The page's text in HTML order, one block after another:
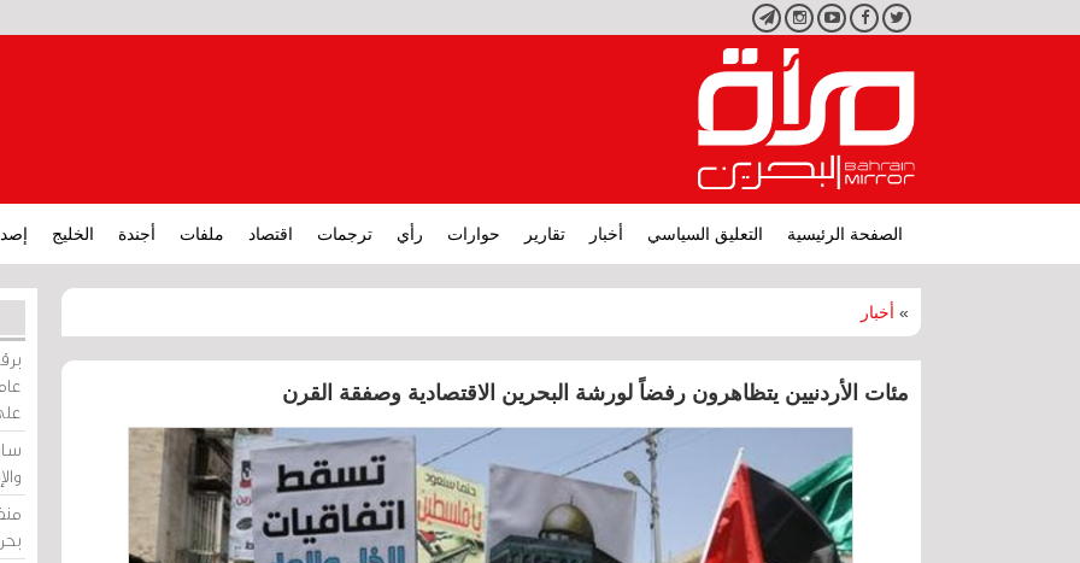
تويتر فيسبوكيوتيوبانستجرامتليجرام
الصفحة الرئيسية التعليق السياسي أخبار تقارير حوارات رأي ترجمات اقتصاد ملفات أجندة الخليج
» أخبار
مئات الأردنيين يتظاهرون رفضاً لورشة البحرين الاقتصادية وصفقة القرن